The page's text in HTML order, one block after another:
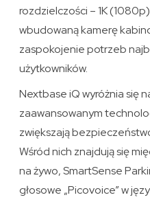
rozdzielczości – 1K
wbudowaną kamerę
zaspokojenie potrzeb
użytkowników.
Nextbase iQ wyróżnia się
zaawansowanym
zwiększają
Wśród nich znajdują się
na żywo, SmartSense
głosowe „Picovoice” w